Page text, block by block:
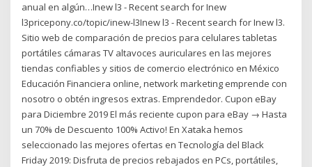
anual en algún…Inew l3 - Recent search for Inew
l3pricepony.co/topic/inew-l3Inew l3 - Recent search for Inew l3.
Sitio web de comparación de precios para celulares tabletas
portátiles cámaras TV altavoces auriculares en las mejores
tiendas confiables y sitios de comercio electrónico en México
Educación Financiera online, network marketing emprende con
nosotro o obtén ingresos extras. Emprendedor. Cupon eBay
para Diciembre 2019 El más reciente cupon para eBay → Hasta
un 70% de Descuento 100% Activo! En Xataka hemos
seleccionado las mejores ofertas en Tecnología del Black
Friday 2019: Disfruta de precios rebajados en PCs, portátiles,